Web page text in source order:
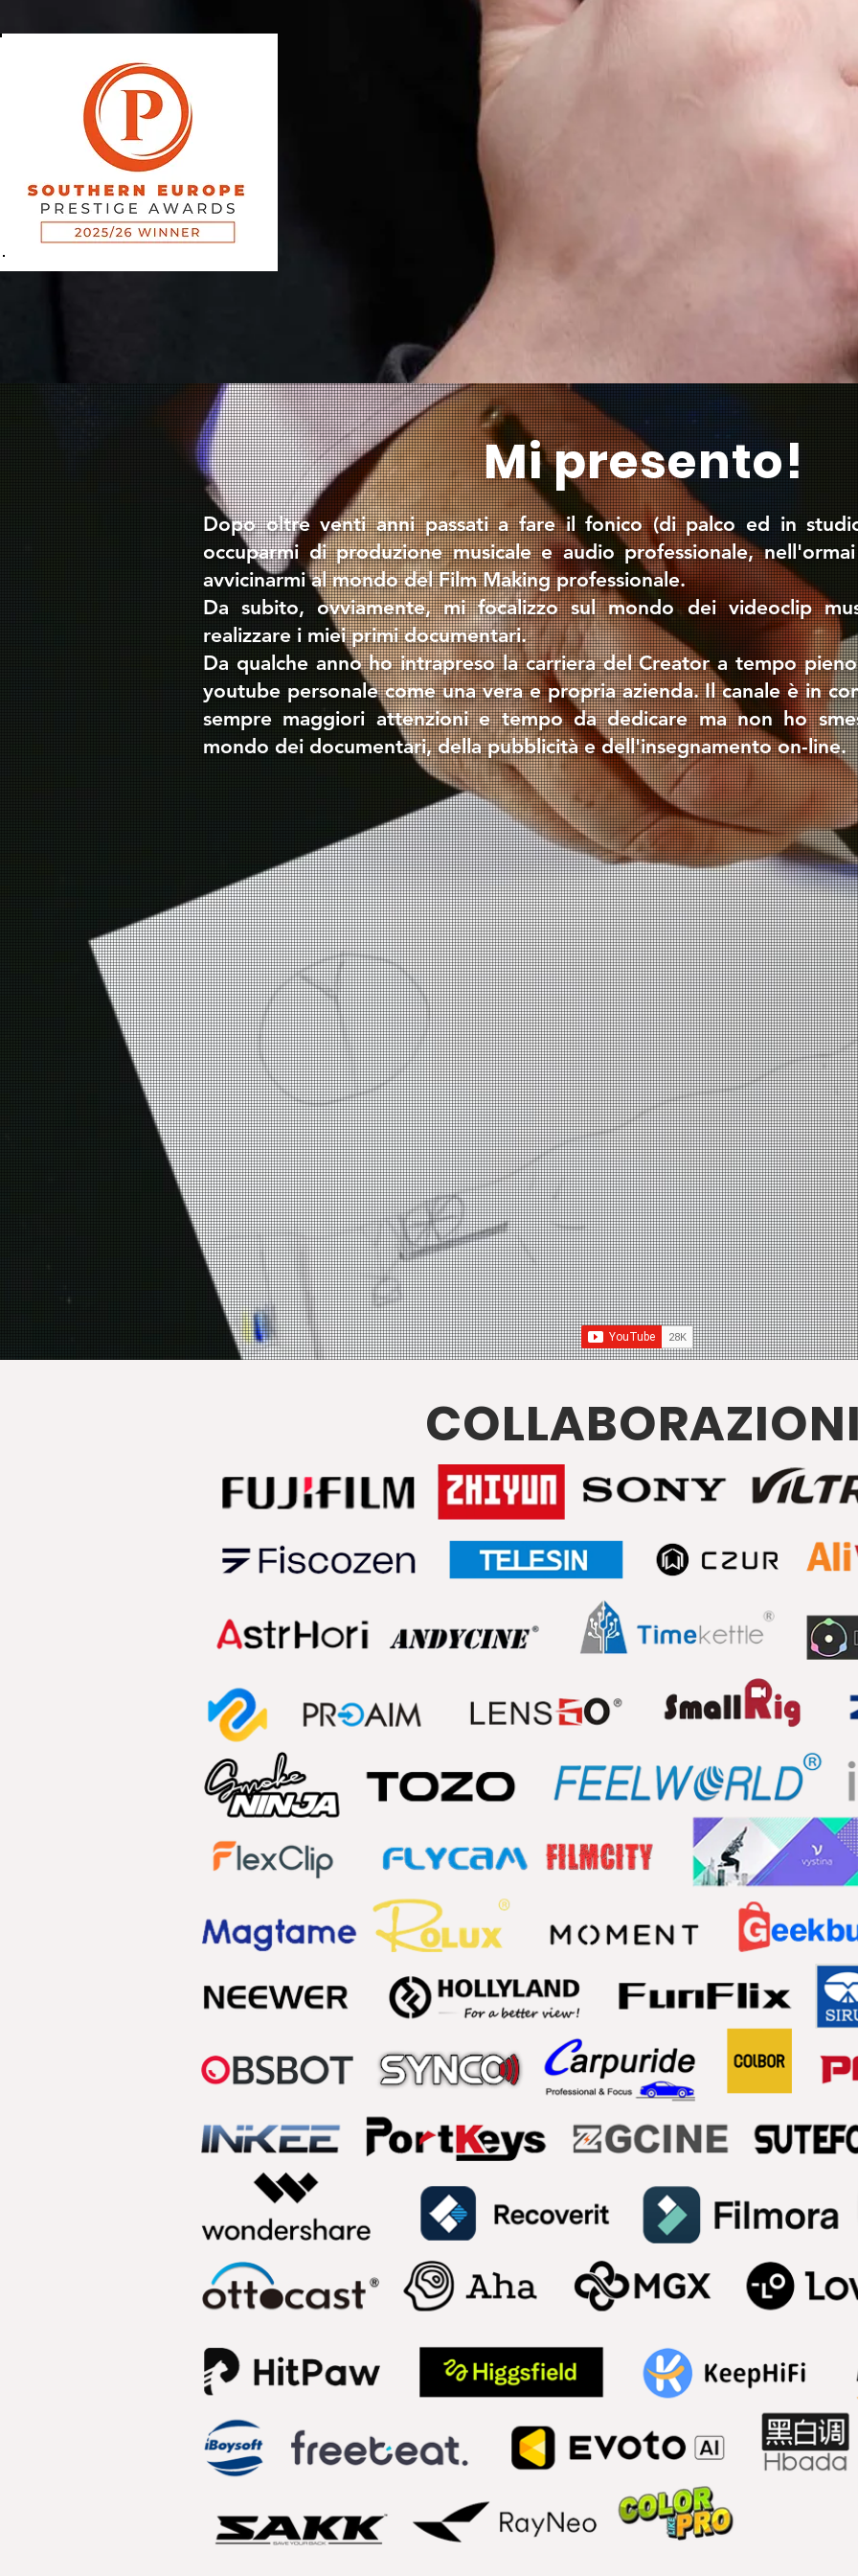
Mi presento!
Dopo oltre venti anni passati a fare il fonico (di palco ed in
occuparmi di produzione musicale e audio professionale,
avvicinarmi al mondo del Film Making professionale.
Da subito, ovviamente, mi focalizzo sul mondo dei videoclip
realizzare i miei primi documentari.
Da qualche anno ho intrapreso la carriera del Creator a tempo
youtube personale come una vera e propria azienda. Il canale è in
sempre maggiori attenzioni e tempo da dedicare ma non ho
mondo dei documentari, della pubblicità e dell'insegnamento on-line.